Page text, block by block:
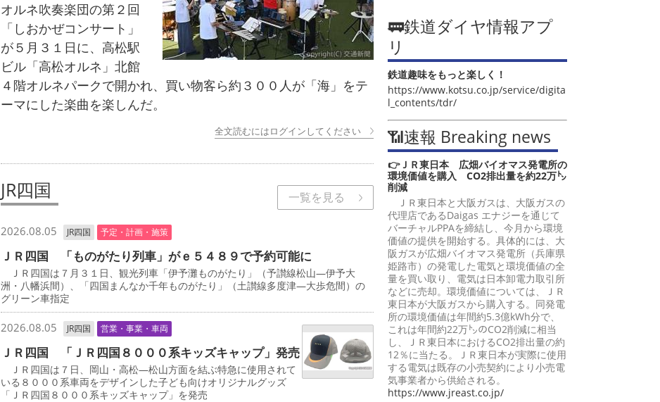
オルネ吹奏楽団の第２回
「しおかぜコンサート」
が５月３１日に、高松駅
ビル「高松オルネ」北館
４階オルネパークで開かれ、買い物客ら約３００人が「海」をテ
ーマにした楽曲を楽しんだ。
全文読むにはログインしてください
JR四国 一覧を見る
2026.08.05 JR四国 予定・計画・施策
ＪＲ四国 「ものがたり列車」がｅ５４８９で予約可能に
ＪＲ四国は７月３１日、観光列車「伊予灘ものがたり」（予讃線松山―伊予大
洲・八幡浜間）、「四国まんなか千年ものがたり」（土讃線多度津―大歩危間）の
グリーン車指定
2026.08.05 JR四国 営業・事業・車両
ＪＲ四国 「ＪＲ四国８０００系キッズキャップ」発売
ＪＲ四国は７日、岡山・高松―松山方面を結ぶ特急に使用されて
いる８０００系車両をデザインした子ども向けオリジナルグッズ
「ＪＲ四国８０００系キッズキャップ」を発売
🚃鉄道ダイヤ情報アプ
リ
鉄道趣味をもっと楽しく！
https://www.kotsu.co.jp/service/digita
l_contents/tdr/
📶速報 Breaking news
👉ＪＲ東日本 広畑バイオマス発電所の
環境価値を購入 CO2排出量を約22万㌧
削減
ＪＲ東日本と大阪ガスは、大阪ガスの
代理店であるDaigas エナジーを通じて
バーチャルPPAを締結し、今月から環境
価値の提供を開始する。具体的には、大
阪ガスが広畑バイオマス発電所（兵庫県
姫路市）の発電した電気と環境価値の全
量を買い取り、電気は日本卸電力取引所
などに売却。環境価値については、ＪＲ
東日本が大阪ガスから購入する。同発電
所の環境価値は年間約5.3億kWh分で、
これは年間約22万㌧のCO2削減に相当
し、ＪＲ東日本におけるCO2排出量の約
12％に当たる。ＪＲ東日本が実際に使用
する電気は既存の小売契約により小売電
気事業者から供給される。
https://www.jreast.co.jp/